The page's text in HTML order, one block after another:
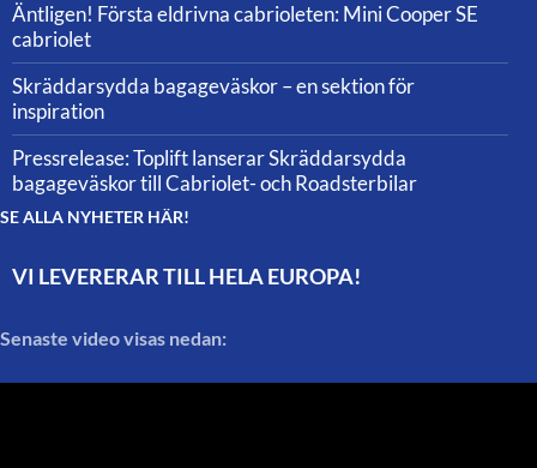
Äntligen! Första eldrivna cabrioleten: Mini Cooper SE
cabriolet
Skräddarsydda bagageväskor – en sektion för
inspiration
Pressrelease: Toplift lanserar Skräddarsydda
bagageväskor till Cabriolet- och Roadsterbilar
SE ALLA NYHETER HÄR!
VI LEVERERAR TILL HELA EUROPA!
Senaste video visas nedan: